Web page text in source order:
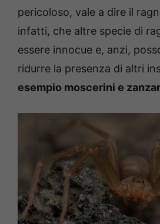
pericoloso, vale a dire il
infatti, che altre specie di
essere innocue e, anzi,
ridurre la presenza di altri
esempio moscerini e